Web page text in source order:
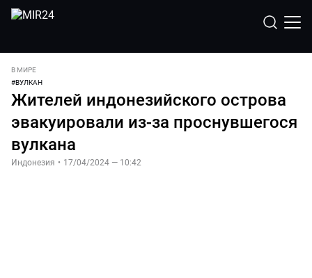
В МИРЕ
#ВУЛКАН
Жителей индонезийского острова
эвакуировали из-за проснувшегося
вулкана
Индонезия • 17/04/2024 — 10:42